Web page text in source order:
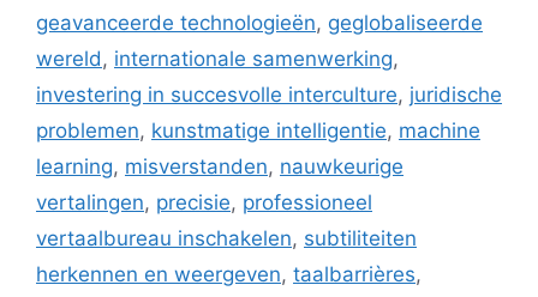
geavanceerde technologieën, geglobaliseerde
wereld, internationale samenwerking,
investering in succesvolle interculture, juridische
problemen, kunstmatige intelligentie, machine
learning, misverstanden, nauwkeurige
vertalingen, precisie, professioneel
vertaalbureau inschakelen, subtiliteiten
herkennen en weergeven, taalbarrières,